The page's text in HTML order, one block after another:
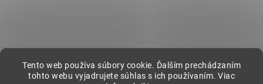
Tento web používa súbory cookie. Ďalším prechádzaním
tohto webu vyjadrujete súhlas s ich používaním. Viac
Vytvoril Shoptet
Copyright 2026Stylovej . Všetky práva vyhradené.